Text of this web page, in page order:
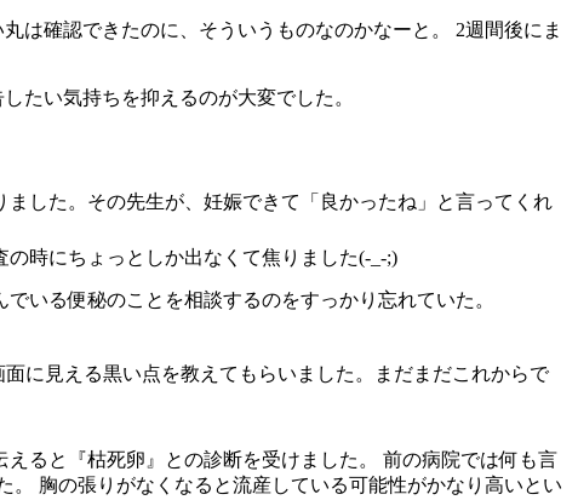
は確認できたのに、そういうものなのかなーと。 2週間後にま
たい気持ちを抑えるのが大変でした。
した。その先生が、妊娠できて「良かったね」と言ってくれ
時にちょっとしか出なくて焦りました(-_-;)
いる便秘のことを相談するのをすっかり忘れていた。
に見える黒い点を教えてもらいました。まだまだこれからで
ると『枯死卵』との診断を受けました。 前の病院では何も言
胸の張りがなくなると流産している可能性がかなり高いとい